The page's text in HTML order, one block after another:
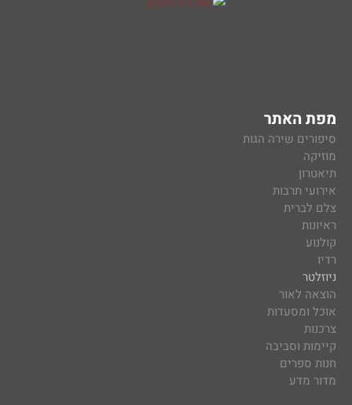
מפת האתר
סיפורים שירה הגות
מוזיקה
תיאטרון
אירועי תרבות
צלם לברית
ראיונות
קולנוע
רדיו
ניוזלטר
הוצאה לאור
אוכל ומסעדות
צרכנות
קיימות וסביבה
חנות ספרים
מדור מדע